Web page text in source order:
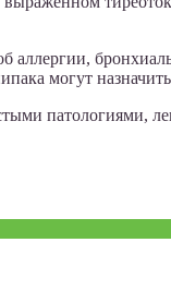
могут
патологиями,